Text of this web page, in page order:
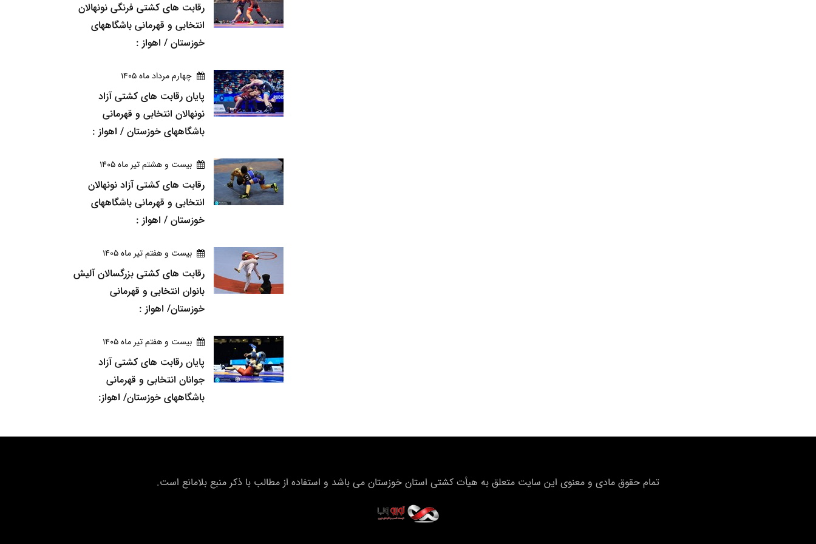
رقابت های کشتی فرنگی نونهالان
انتخابی و قهرمانی باشگاههای
خوزستان / اهواز :
چهارم مرداد ماه 1405
پایان رقابت های کشتی آزاد
نونهالان انتخابی و قهرمانی
باشگاههای خوزستان / اهواز :
بيست و هشتم تير ماه 1405
رقابت های کشتی آزاد نونهالان
انتخابی و قهرمانی باشگاههای
خوزستان / اهواز :
بيست و هفتم تير ماه 1405
رقابت های کشتی بزرگسالان آلیش
بانوان انتخابی و قهرمانی
خوزستان/ اهواز :
بيست و هفتم تير ماه 1405
پایان رقابت های کشتی آزاد
جوانان انتخابی و قهرمانی
باشگاههای خوزستان/ اهواز:
تمام حقوق مادی و معنوی این سایت متعلق به هیأت كشتی استان خوزستان می باشد و استفاده از مطالب با ذکر منبع بلامانع است.